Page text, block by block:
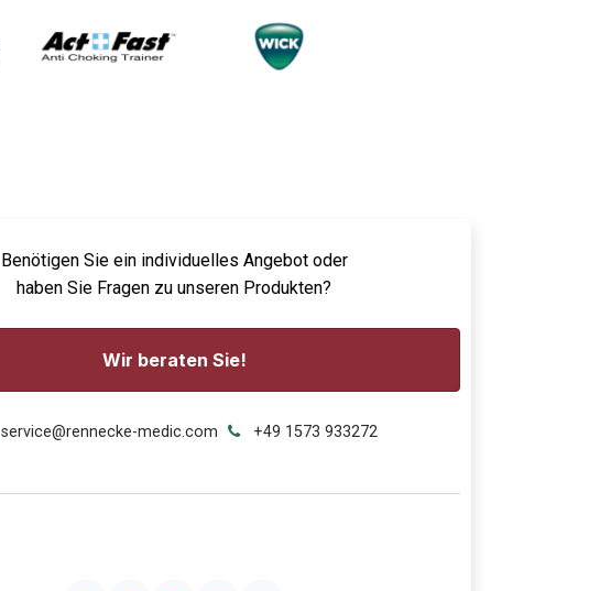
Benötigen Sie ein individuelles Angebot oder
haben Sie Fragen zu unseren Produkten?
Wir beraten Sie!
service@rennecke-medic.com +49 1573 933272